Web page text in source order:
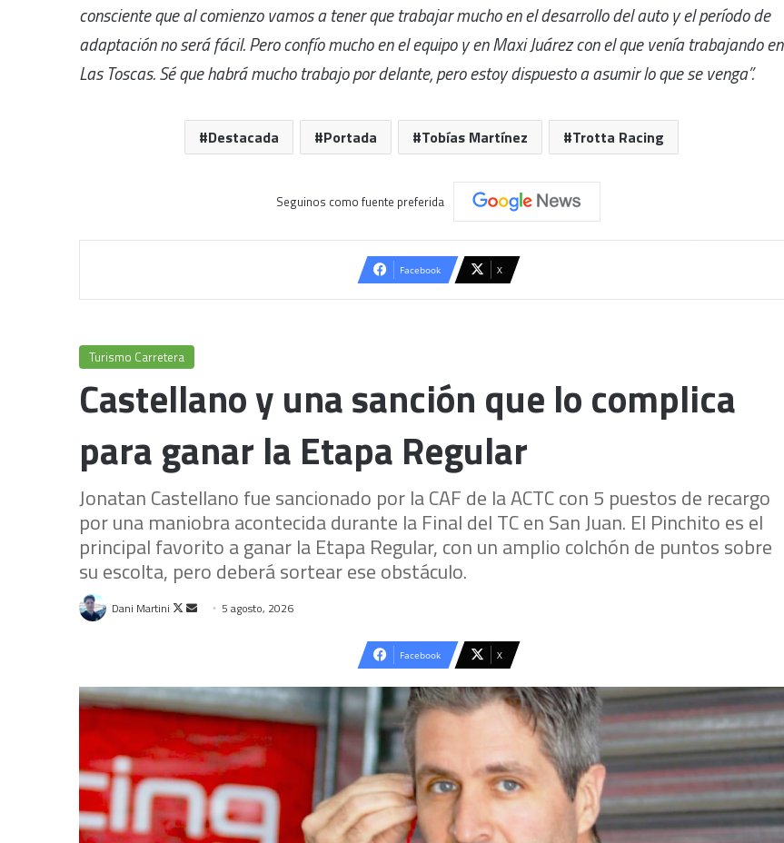
consciente que al comienzo vamos a tener que trabajar mucho en el desarrollo del auto y el período de
adaptación no será fácil. Pero confío mucho en el equipo y en Maxi Juárez con el que venía trabajando en
Las Toscas. Sé que habrá mucho trabajo por delante, pero estoy dispuesto a asumir lo que se venga”.
Destacada Portada Tobías Martínez Trotta Racing
Seguinos como fuente preferida
Facebook X